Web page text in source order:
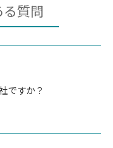
質問
ですか？